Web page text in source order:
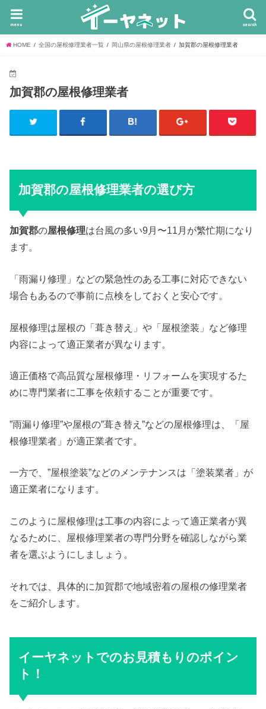
search
menu
HOME 全国の屋根修理業者一覧 岡山県の屋根修理業者 加賀郡の屋根修理業者
加賀郡の屋根修理業者
加賀郡の屋根修理業者の選び方
加賀郡の屋根修理は台風の多い9月〜11月が繁忙期になり
ます。
「雨漏り修理」などの緊急性のある工事に対応できない
場合もあるので事前に点検をしておくと安心です。
屋根修理は屋根の「葺き替え」や「屋根塗装」など修理
内容によって適正業者が異なります。
適正価格で高品質な屋根修理・リフォームを実現するた
めに専門業者に工事を依頼することが重要です。
”雨漏り修理”や屋根の”葺き替え”などの屋根修理は、「屋
根修理業者」が適正業者です。
一方で、”屋根塗装”などのメンテナンスは「塗装業者」が
適正業者になります。
このように屋根修理は工事の内容によって適正業者が異
なるために、屋根修理業者の専門分野を確認しながら業
者を選ぶようにしましょう。
それでは、具体的に加賀郡で地域密着の屋根の修理業者
をご紹介します。
イーヤネットでのお見積もりのポイン
ト！